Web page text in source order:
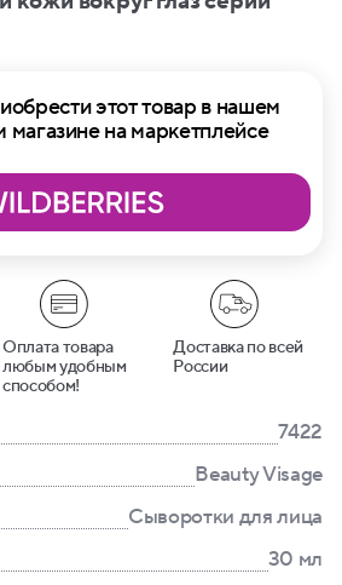
этот товар в нашем
на маркетплейсе
Оплата товара
любым удобным
способом!
Доставка по всей
России
7422
Beauty Visage
Сыворотки для лица
30 мл